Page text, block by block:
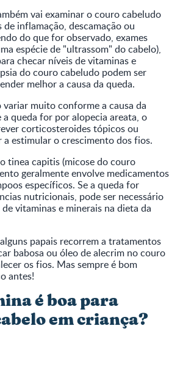
vai examinar o couro cabeludo
de inflamação, descamação ou
do que for observado, exames
espécie de "ultrassom" do cabelo),
checar níveis de vitaminas e
do couro cabeludo podem ser
melhor a causa da queda.
muito conforme a causa da
a queda for por alopecia areata, o
corticosteroides tópicos ou
a estimular o crescimento dos fios.
tinea capitis (micose do couro
geralmente envolve medicamentos
específicos. Se a queda for
nutricionais, pode ser necessário
vitaminas e minerais na dieta da
papais recorrem a tratamentos
babosa ou óleo de alecrim no couro
os fios. Mas sempre é bom
antes!
é boa para
em criança?